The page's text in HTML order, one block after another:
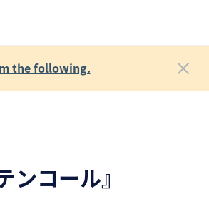
the following.
コール』